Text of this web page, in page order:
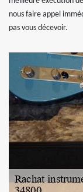
nous faire appel
pas vous décevoir.